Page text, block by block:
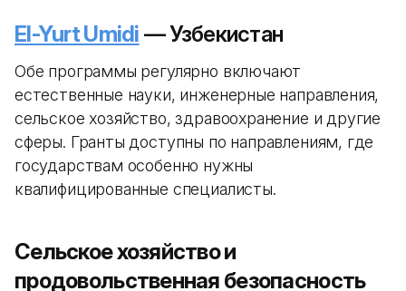
El-Yurt Umidi — Узбекистан
Обе программы регулярно включают
естественные науки, инженерные направления,
сельское хозяйство, здравоохранение и другие
сферы. Гранты доступны по направлениям, где
государствам особенно нужны
квалифицированные специалисты.
Сельское хозяйство и
продовольственная безопасность